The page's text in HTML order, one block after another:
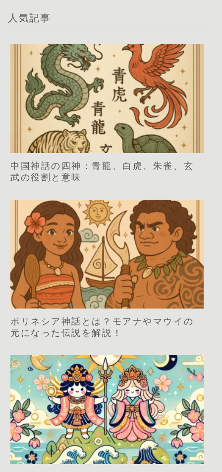
人気記事
中国神話の四神：青龍、白虎、朱雀、玄
武の役割と意味
ポリネシア神話とは？モアナやマウイの
元になった伝説を解説！